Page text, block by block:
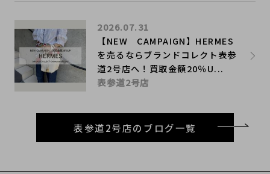
【NEW CAMPAIGN】HERMES
を売るならブランドコレクト表参
道2号店へ！買取金額20％U...
2026.07.31
表参道2号店
表参道2号店のブログ一覧